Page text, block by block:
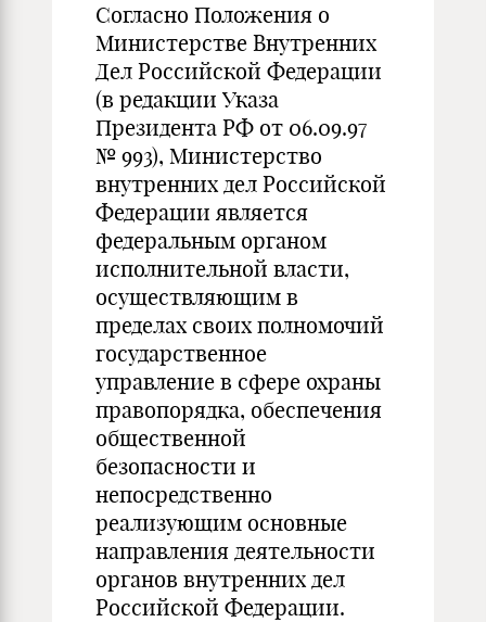
Согласно Положения о
Министерстве Внутренних
Дел Российской Федерации
(в редакции Указа
Президента РФ от 06.09.97
№ 993), Министерство
внутренних дел Российской
Федерации является
федеральным органом
исполнительной власти,
осуществляющим в
пределах своих полномочий
государственное
управление в сфере охраны
правопорядка, обеспечения
общественной
безопасности и
непосредственно
реализующим основные
направления деятельности
органов внутренних дел
Российской Федерации.